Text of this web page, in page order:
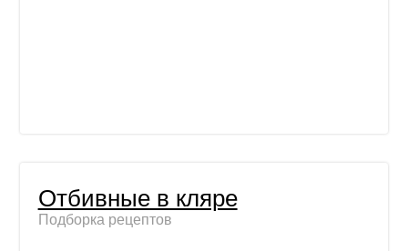
Отбивные в кляре
Подборка рецептов